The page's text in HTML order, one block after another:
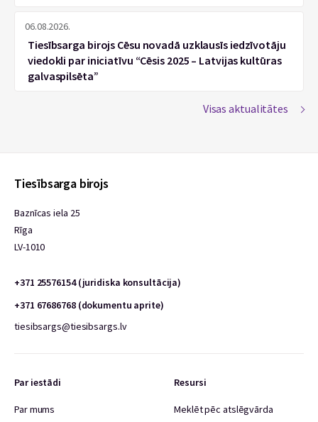
06.08.2026.
Tiesībsarga birojs Cēsu novadā uzklausīs iedzīvotāju
viedokli par iniciatīvu “Cēsis 2025 – Latvijas kultūras
galvaspilsēta”
Visas aktualitātes
Tiesībsarga birojs
Baznīcas iela 25
Rīga
LV-1010
+371 25576154 (juridiska konsultācija)
+371 67686768 (dokumentu aprite)
tiesibsargs@tiesibsargs.lv
Par iestādi
Par mums
Resursi
Meklēt pēc atslēgvārda